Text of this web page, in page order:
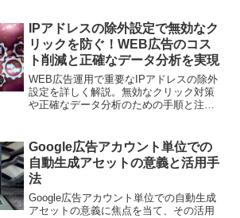
IPアドレスの除外設定で無効なク
リックを防ぐ！WEB広告のコス
ト削減と正確なデータ分析を実現
WEB広告運用で重要なIPアドレスの除外
設定を詳しく解説。無効なクリック対策
や正確なデータ分析のための手順と注意
Google広告アカウント単位での
自動生成アセットの意義と活用手
法
Google広告アカウント単位での自動生成
アセットの意義に焦点を当て、その活用